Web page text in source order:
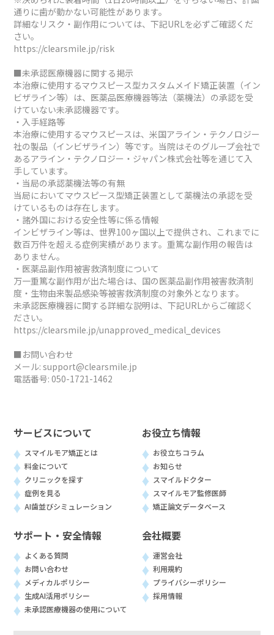
通りに歯が動かない可能性があります。
詳細なリスク・副作用については、下記URLを必ずご確認くだ
さい。
https://clearsmile.jp/risk
■未承認医療機器に関する掲示
本治療に使用するマウスピース型カスタムメイド矯正装置（イン
ビザライン等）は、医薬品医療機器等法（薬機法）の承認を受
けていない未承認機器です。
・入手経路等
本治療に使用するマウスピースは、米国アライン・テクノロジー
社の製品（インビザライン）等です。当院はそのグループ会社で
あるアライン・テクノロジー・ジャパン株式会社等を通じて入
手しています。
・当局の承認薬機法等の有無
当局においてマウスピース型矯正装置として薬機法の承認を受
けているものは存在します。
・諸外国における安全性等に係る情報
インビザライン等は、世界100ヶ国以上で提供され、これまでに
数百万件を超える症例実績があります。重篤な副作用の報告は
ありません。
・医薬品副作用被害救済制度について
万一重篤な副作用が出た場合は、国の医薬品副作用被害救済制
度・生物由来製品感染等被害救済制度の対象外となります。
未承認医療機器に関する詳細な説明は、下記URLからご確認く
ださい。
https://clearsmile.jp/unapproved_medical_devices
■お問い合わせ
メール: support@clearsmile.jp
電話番号: 050-1721-1462
サービスについて
スマイルモア矯正とは
料金について
クリニックを探す
症例を見る
AI歯並びシミュレーション
お役立ち情報
お役立ちコラム
お知らせ
スマイルドクター
スマイルモア監修医師
矯正論文データベース
サポート・安全情報
よくある質問
お問い合わせ
メディカルポリシー
生成AI活用ポリシー
未承認医療機器の使用について
会社概要
運営会社
利用規約
プライバシーポリシー
採用情報